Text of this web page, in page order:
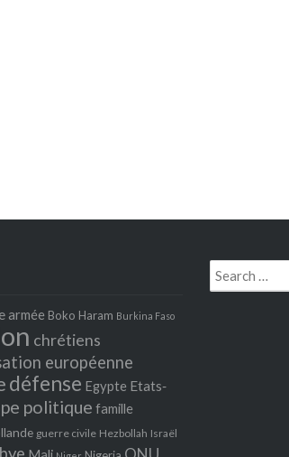
armée Boko Haram Burkina Faso
chrétiens
européenne
défense Egypte Etats‐
politique famille
guerre civile Hezbollah Israël
Search
for: